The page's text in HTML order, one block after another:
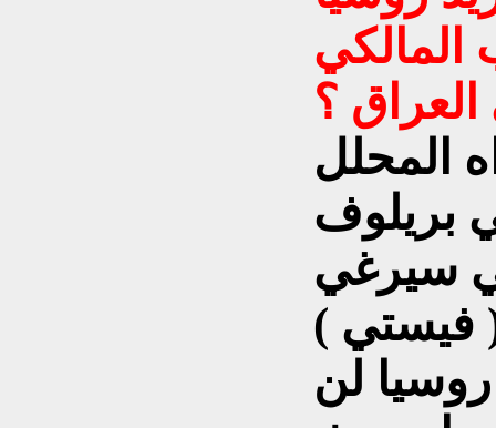
؟
المحلل
بريلوف
سيرغي
فيستي )
لن